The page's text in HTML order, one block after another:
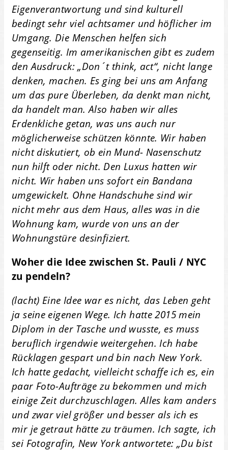
Eigenverantwortung und sind kulturell
bedingt sehr viel achtsamer und höflicher im
Umgang. Die Menschen helfen sich
gegenseitig. Im amerikanischen gibt es zudem
den Ausdruck: „Don´t think, act“, nicht lange
denken, machen. Es ging bei uns am Anfang
um das pure Überleben, da denkt man nicht,
da handelt man. Also haben wir alles
Erdenkliche getan, was uns auch nur
möglicherweise schützen könnte. Wir haben
nicht diskutiert, ob ein Mund- Nasenschutz
nun hilft oder nicht. Den Luxus hatten wir
nicht. Wir haben uns sofort ein Bandana
umgewickelt. Ohne Handschuhe sind wir
nicht mehr aus dem Haus, alles was in die
Wohnung kam, wurde von uns an der
Wohnungstüre desinfiziert.
Woher die Idee zwischen St. Pauli / NYC
zu pendeln?
(lacht) Eine Idee war es nicht, das Leben geht
ja seine eigenen Wege. Ich hatte 2015 mein
Diplom in der Tasche und wusste, es muss
beruflich irgendwie weitergehen. Ich habe
Rücklagen gespart und bin nach New York.
Ich hatte gedacht, vielleicht schaffe ich es, ein
paar Foto-Aufträge zu bekommen und mich
einige Zeit durchzuschlagen. Alles kam anders
und zwar viel größer und besser als ich es
mir je getraut hätte zu träumen. Ich sagte, ich
sei Fotografin, New York antwortete: „Du bist